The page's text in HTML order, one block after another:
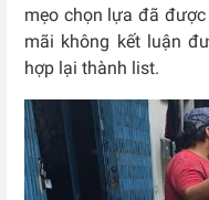
mẹo chọn lựa đã
mãi không kết luận
hợp lại thành list.